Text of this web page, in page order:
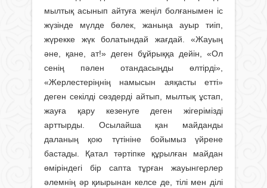
мылтық асынып айтуға жеңіл болғанымен іс
жүзінде мүлде бөлек, жаныңа ауыр тиіп,
жүрекке жүк болатындай жағдай. «Жауың
әне, қане, ат!» деген бұйрыққа дейін, «Ол
сенің пәлен отандасыңды өлтірді»,
«Жерлестеріңнің намысын аяқасты етті»
деген секілді сөздерді айтып, мылтық ұстап,
жауға қару кезенуге деген жігерімізді
арттырды. Осылайша қан майданды
даланың қою түтініне бойымыз үйрене
бастады. Қатал тәртіпке құрылған майдан
өміріндегі бір сапта тұрған жауынгерлер
әлемнің әр қиырынан келсе де, тілі мен ділі